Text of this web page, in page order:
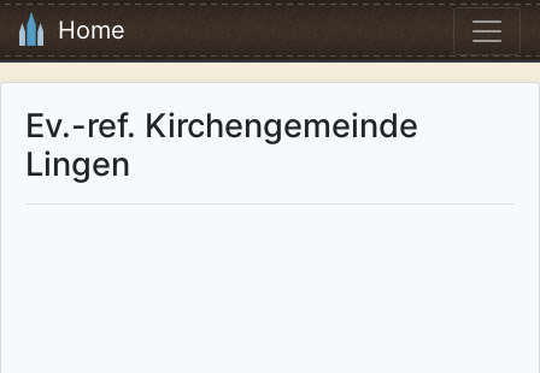
Home
Ev.-ref. Kirchengemeinde
Lingen